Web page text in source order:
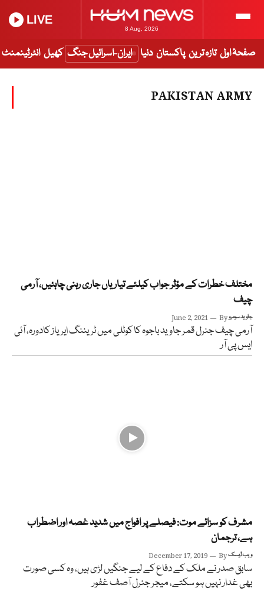
8 Aug, 2026
LIVE
صفحۂ اول تازہ ترین پاکستان دنیا ایران-اسرائیل جنگ کھیل انٹرٹینمنٹ
PAKISTAN ARMY
مختلف خطرات کے مؤثر جواب کیلئے تیاریاں جاری رہنی چاہئیں، آرمی
چیف
June 2, 2021 Byجاوید سومرو
آرمی چیف جنرل قمر جاوید باجوہ کا کوٹلی میں ٹریننگ ایریاز کادورہ، آئی
ایس پی آر
مشرف کو سزائے موت: فیصلے پر افواج میں شدید غصہ اور اضطراب
ہے، ترجمان
December 17, 2019 Byویب ڈیسک
سابق صدر نے ملک کے دفاع کے لیے جنگیں لڑی ہیں، وہ کسی صورت
بھی غدار نہیں ہو سکتے، میجر جنرل آصف غفور